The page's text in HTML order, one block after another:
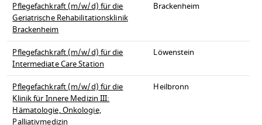
Pflegefachkraft (m/w/d) für die
Geriatrische Rehabilitationsklinik
Brackenheim
Brackenheim
Pflegefachkraft (m/w/d) für die
Intermediate Care Station
Löwenstein
Pflegefachkraft (m/w/d) für die
Klinik für Innere Medizin III:
Hämatologie, Onkologie,
Palliativmedizin
Heilbronn